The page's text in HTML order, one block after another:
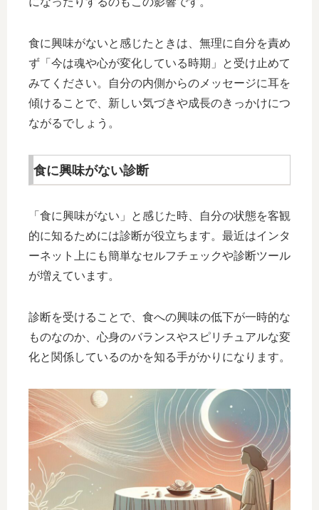
食に興味がないと感じたときは、無理に自分を責め
ず「今は魂や心が変化している時期」と受け止めて
みてください。自分の内側からのメッセージに耳を
傾けることで、新しい気づきや成長のきっかけにつ
ながるでしょう。
食に興味がない診断
「食に興味がない」と感じた時、自分の状態を客観
的に知るためには診断が役立ちます。最近はインタ
ーネット上にも簡単なセルフチェックや診断ツール
が増えています。
診断を受けることで、食への興味の低下が一時的な
ものなのか、心身のバランスやスピリチュアルな変
化と関係しているのかを知る手がかりになります。